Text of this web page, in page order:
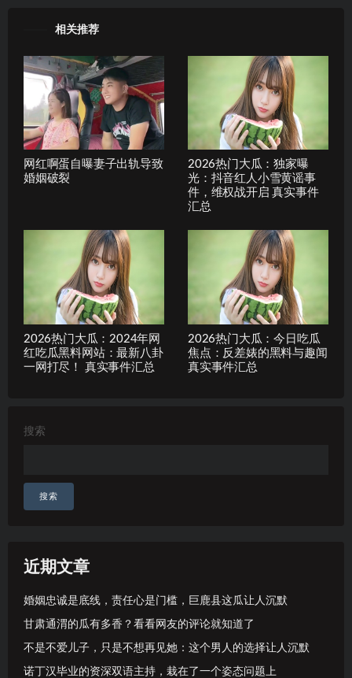
相关推荐
网红啊蛋自曝妻子出轨导致
婚姻破裂
2026热门大瓜：独家曝
光：抖音红人小雪黄谣事
件，维权战开启 真实事件
汇总
2026热门大瓜：2024年网
红吃瓜黑料网站：最新八卦
一网打尽！ 真实事件汇总
2026热门大瓜：今日吃瓜
焦点：反差婊的黑料与趣闻
真实事件汇总
搜索
搜索
近期文章
婚姻忠诚是底线，责任心是门槛，巨鹿县这瓜让人沉默
甘肃通渭的瓜有多香？看看网友的评论就知道了
不是不爱儿子，只是不想再见她：这个男人的选择让人沉默
诺丁汉毕业的资深双语主持，栽在了一个姿态问题上